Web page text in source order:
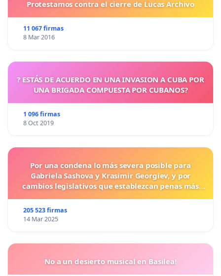
Protestamos contra el cierre de Lucas Archivo
11 067 firmas
8 Mar 2016
? ESTÁS DE ACUERDO EN UNA INVASION A CUBA POR
UNA BRIGADA COMPUESTA POR CUBANOS?
1 096 firmas
8 Oct 2019
Por una condena lo más severa posible para
Gabriela Sashova y Krasimir Georgiev, y por
cambios legislativos que establezcan penas más
205 523 firmas
14 Mar 2025
No a un desierto musical en Basilea!